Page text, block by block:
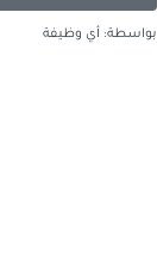
بواسطة: أي وظيفة